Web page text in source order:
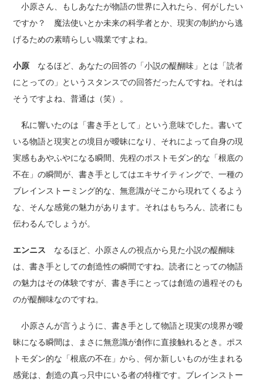
小原さん、もしあなたが物語の世界に入れたら、何がしたい
ですか？ 魔法使いとか未来の科学者とか、現実の制約から逃
げるための素晴らしい職業ですよね。
小原 なるほど、あなたの回答の「小説の醍醐味」とは「読者
にとっての」というスタンスでの回答だったんですね。それは
そうですよね、普通は（笑）。
私に響いたのは「書き手として」という意味でした。書いて
いる物語と現実との境目が曖昧になり、それによって自身の現
実感もあやふやになる瞬間、先程のポストモダン的な「根底の
不在」の瞬間が、書き手としてはエキサイティングで、一種の
ブレインストーミング的な、無意識がそこから現れてくるよう
な、そんな感覚の魅力があります。それはもちろん、読者にも
伝わるんでしょうが。
エンニス なるほど、小原さんの視点から見た小説の醍醐味
は、書き手としての創造性の瞬間ですね。読者にとっての物語
の魅力はその体験ですが、書き手にとっては創造の過程そのも
のが醍醐味なのですね。
小原さんが言うように、書き手として物語と現実の境界が曖
昧になる瞬間は、まさに無意識が創作に直接触れるとき。ポス
トモダン的な「根底の不在」から、何か新しいものが生まれる
感覚は、創造の真っ只中にいる者の特権です。ブレインストー